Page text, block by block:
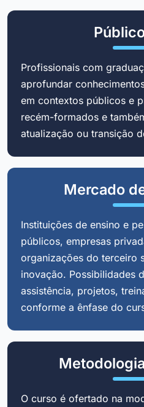
Profissionais com
aprofundar
em contextos públicos e
recém-formados e
atualização ou transição
Mercado
Instituições de ensino e
públicos, empresas
organizações do terceiro
inovação. Possibilidades
assistência, projetos,
conforme a ênfase do
O curso é ofertado na